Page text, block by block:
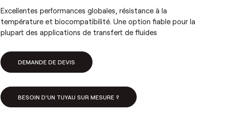
Excellentes performances globales, résistance à la
température et biocompatibilité. Une option fiable pour la
plupart des applications de transfert de fluides
DEMANDE DE DEVIS
BESOIN D'UN TUYAU SUR MESURE ?